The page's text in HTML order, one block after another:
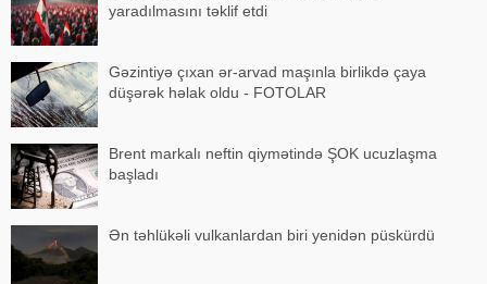
yaradılmasını təklif etdi
Gəzintiyə çıxan ər-arvad maşınla birlikdə çaya
düşərək həlak oldu - FOTOLAR
Brent markalı neftin qiymətində ŞOK ucuzlaşma
başladı
Ən təhlükəli vulkanlardan biri yenidən püskürdü